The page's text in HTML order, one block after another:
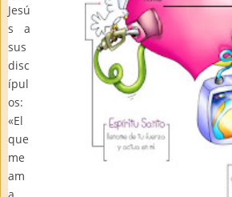
Jesú
s a
sus
disc
ípul
os:
«El
que
me
am
a